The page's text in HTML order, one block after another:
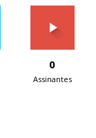
0
Assinantes